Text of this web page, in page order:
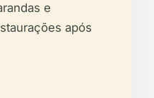
e
após